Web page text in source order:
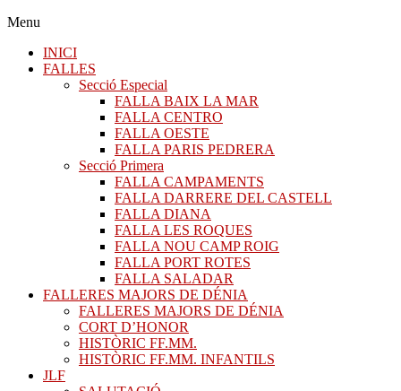
Menu
INICI
FALLES
Secció Especial
FALLA BAIX LA MAR
FALLA CENTRO
FALLA OESTE
FALLA PARIS PEDRERA
Secció Primera
FALLA CAMPAMENTS
FALLA DARRERE DEL CASTELL
FALLA DIANA
FALLA LES ROQUES
FALLA NOU CAMP ROIG
FALLA PORT ROTES
FALLA SALADAR
FALLERES MAJORS DE DÉNIA
FALLERES MAJORS DE DÉNIA
CORT D’HONOR
HISTÒRIC FF.MM.
HISTÒRIC FF.MM. INFANTILS
JLF